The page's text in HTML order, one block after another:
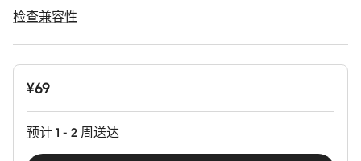
检查兼容性
产
¥69
预计 1 - 2 周送达